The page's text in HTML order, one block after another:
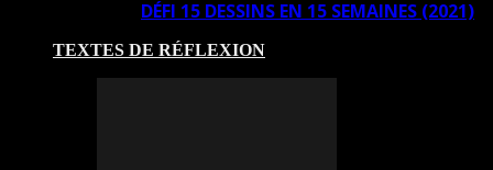
DÉFI 15 DESSINS EN 15 SEMAINES (2021)
TEXTES DE RÉFLEXION